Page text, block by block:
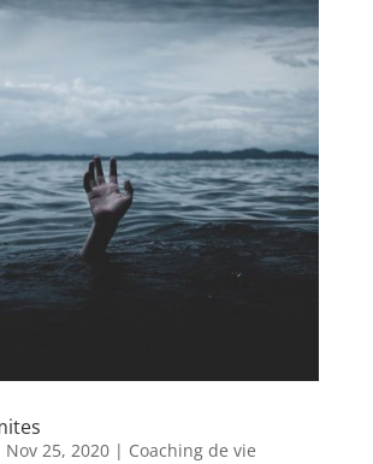
Nov 25, 2020| Coaching de vie